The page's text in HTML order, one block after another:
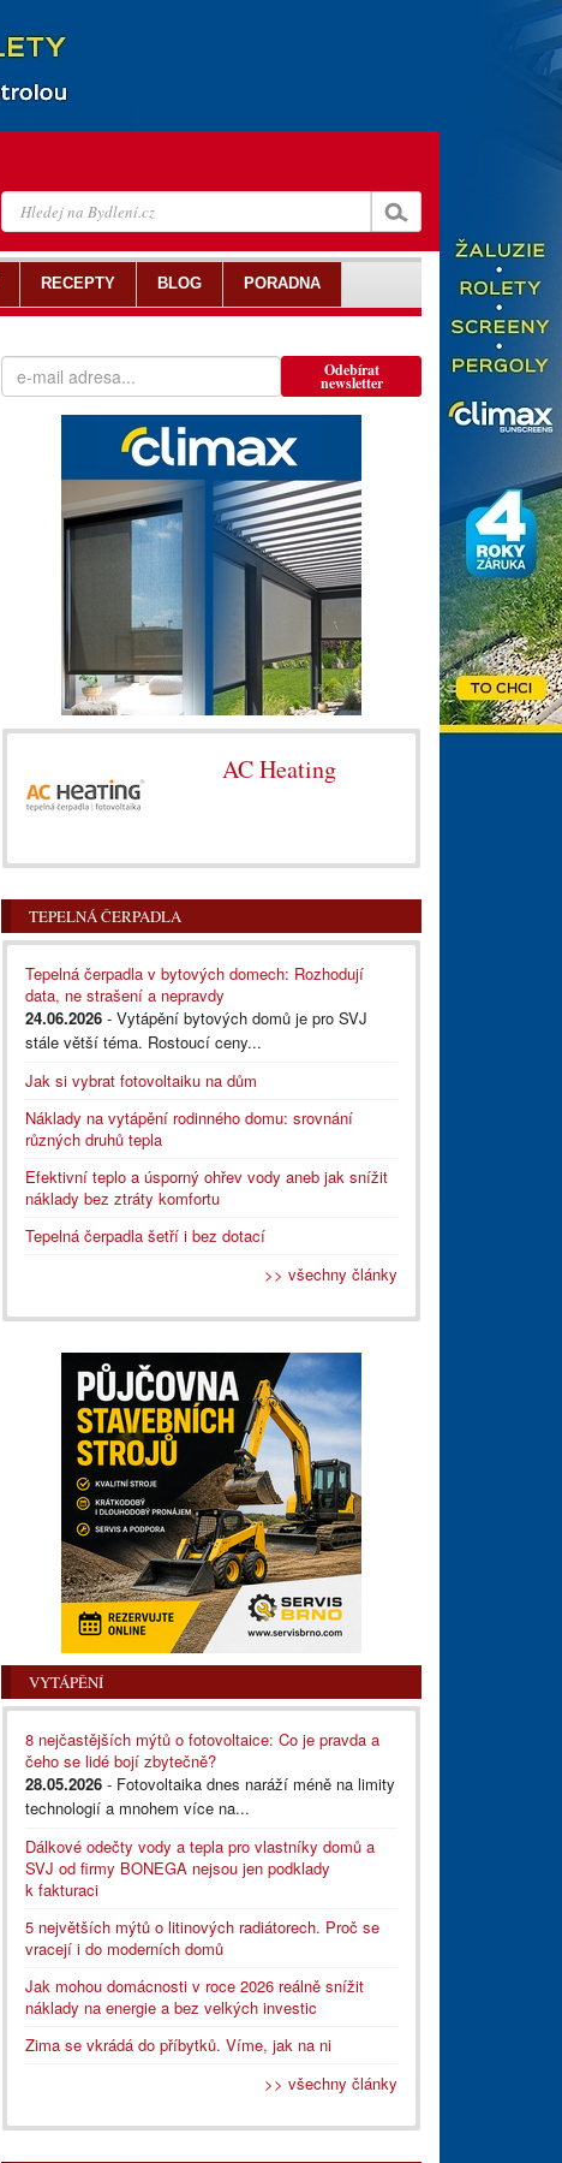
Odebírat
newsletter
AC Heating
TEPELNÁ ČERPADLA
Tepelná čerpadla v bytových domech: Rozhodují
data, ne strašení a nepravdy
24.06.2026 - Vytápění bytových domů je pro SVJ
stále větší téma. Rostoucí ceny...
Jak si vybrat fotovoltaiku na dům
Náklady na vytápění rodinného domu: srovnání
různých druhů tepla
Efektivní teplo a úsporný ohřev vody aneb jak snížit
náklady bez ztráty komfortu
Tepelná čerpadla šetří i bez dotací
>> všechny články
VYTÁPĚNÍ
8 nejčastějších mýtů o fotovoltaice: Co je pravda a
čeho se lidé bojí zbytečně?
28.05.2026 - Fotovoltaika dnes naráží méně na limity
technologií a mnohem více na...
Dálkové odečty vody a tepla pro vlastníky domů a
SVJ od firmy BONEGA nejsou jen podklady
k fakturaci
5 největších mýtů o litinových radiátorech. Proč se
vracejí i do moderních domů
Jak mohou domácnosti v roce 2026 reálně snížit
náklady na energie a bez velkých investic
Zima se vkrádá do příbytků. Víme, jak na ni
>> všechny články
RECEPTY BLOG PORADNA